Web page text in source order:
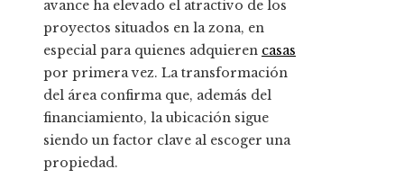
avance ha elevado el atractivo de los
proyectos situados en la zona, en
especial para quienes adquieren casas
por primera vez. La transformación
del área confirma que, además del
financiamiento, la ubicación sigue
siendo un factor clave al escoger una
propiedad.